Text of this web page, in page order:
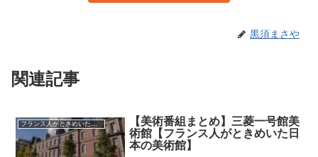
黒須まさや
関連記事
フランス人がときめいた日本の美術館
【美術番組まとめ】三菱一号館美
術館【フランス人がときめいた日
本の美術館】